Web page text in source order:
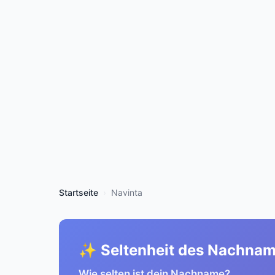
Startseite Navinta
✨ Seltenheit des